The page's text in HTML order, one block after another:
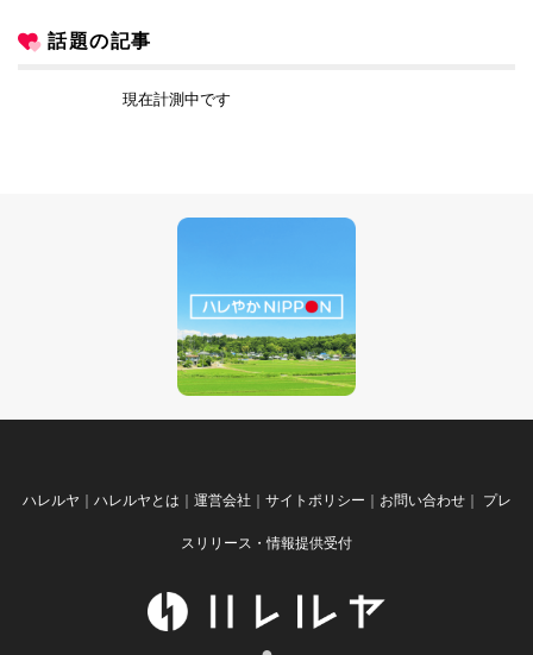
話題の記事
現在計測中です
ハレルヤ ハレルヤとは 運営会社 サイトポリシー お問い合わせ｜ プレ
スリリース・情報提供受付